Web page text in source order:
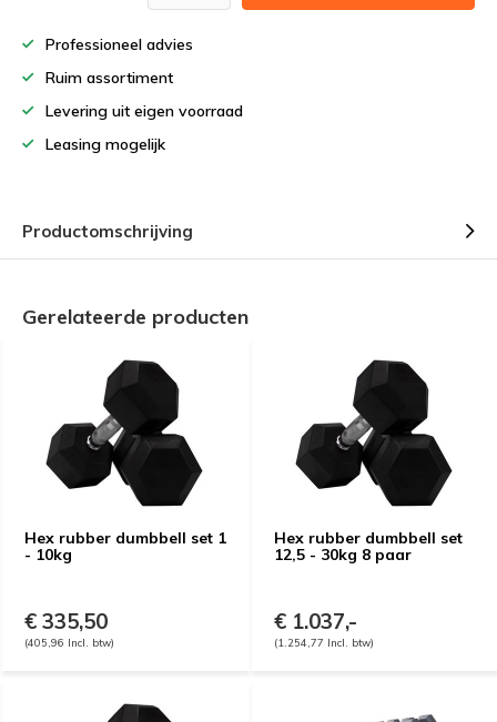
Professioneel advies
Ruim assortiment
Levering uit eigen voorraad
Leasing mogelijk
Productomschrijving
Gerelateerde producten
Hex rubber dumbbell set 1
- 10kg
€ 335,50
(405,96 Incl. btw)
Hex rubber dumbbell set
12,5 - 30kg 8 paar
€ 1.037,-
(1.254,77 Incl. btw)